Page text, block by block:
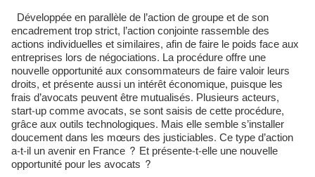
Développée en parallèle de l’action de groupe et de son
encadrement trop strict, l’action conjointe rassemble des
actions individuelles et similaires, afin de faire le poids face aux
entreprises lors de négociations. La procédure offre une
nouvelle opportunité aux consommateurs de faire valoir leurs
droits, et présente aussi un intérêt économique, puisque les
frais d’avocats peuvent être mutualisés. Plusieurs acteurs,
start-up comme avocats, se sont saisis de cette procédure,
grâce aux outils technologiques. Mais elle semble s’installer
doucement dans les mœurs des justiciables. Ce type d’action
a-t-il un avenir en France ? Et présente-t-elle une nouvelle
opportunité pour les avocats ?